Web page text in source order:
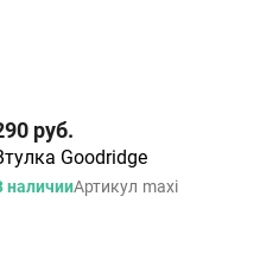
руб.
Goodridge
наличииАртикул maxi